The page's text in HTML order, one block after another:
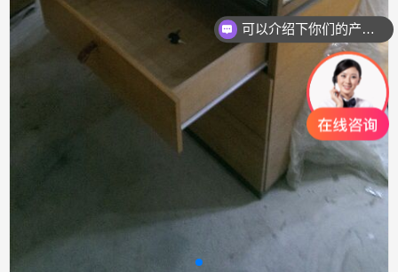
可以介绍下你们的产品么？